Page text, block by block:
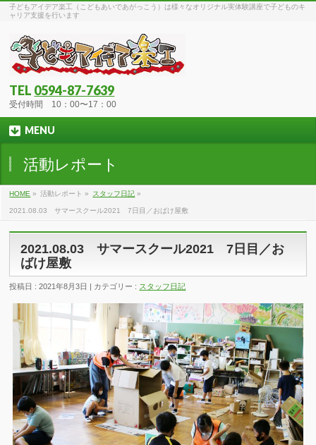
子どもアイデア楽工（こどもあいであがっこう）は様々なオリジナル実体験講座で子どものキ
ャリア支援を行います
TEL 0594-87-7639
受付時間 10：00〜17：00
MENU
活動レポート
HOME » 活動レポート » スタッフ日記 »
2021.08.03 サマースクール2021 7日目／おばけ屋敷
2021.08.03 サマースクール2021 7日目／お
ばけ屋敷
投稿日 : 2021年8月3日 | カテゴリー : スタッフ日記